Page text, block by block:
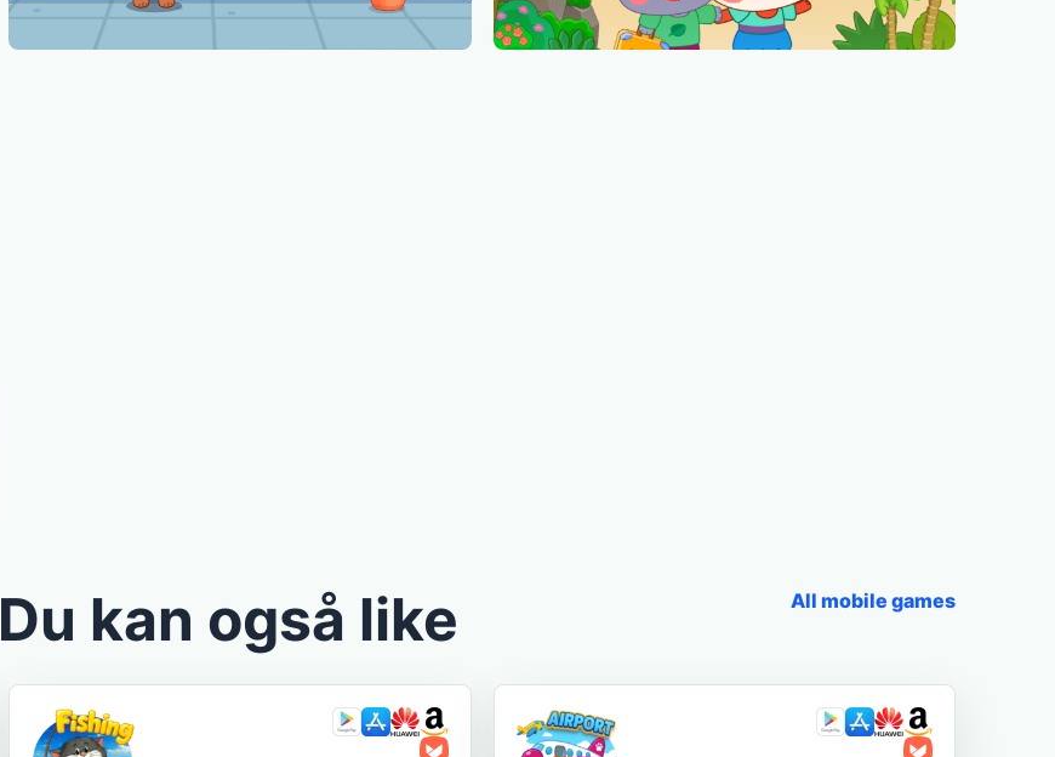
Du kan også like All mobile games